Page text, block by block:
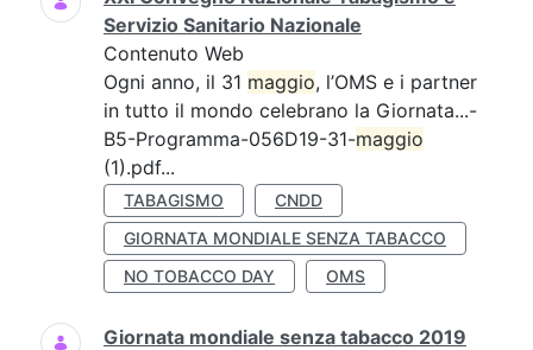
Servizio Sanitario Nazionale
Contenuto Web
Ogni anno, il 31 maggio, l’OMS e i partner
in tutto il mondo celebrano la Giornata...-
B5-Programma-056D19-31-maggio
(1).pdf...
TABAGISMO
CNDD
GIORNATA MONDIALE SENZA TABACCO
NO TOBACCO DAY
OMS
Giornata mondiale senza tabacco 2019